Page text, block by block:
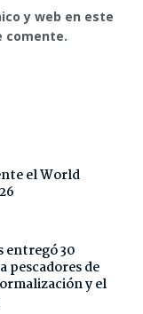
y web en este
comente.
el World
entregó 30
pescadores de
y el